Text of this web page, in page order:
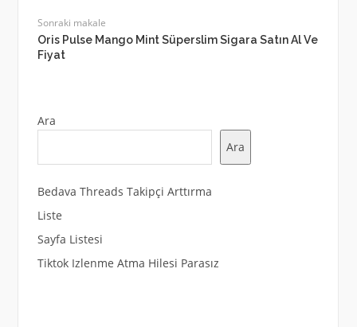
Sonraki makale
Oris Pulse Mango Mint Süperslim Sigara Satın Al Ve
Fiyat
Ara
Ara
Bedava Threads Takipçi Arttırma
Liste
Sayfa Listesi
Tiktok Izlenme Atma Hilesi Parasız